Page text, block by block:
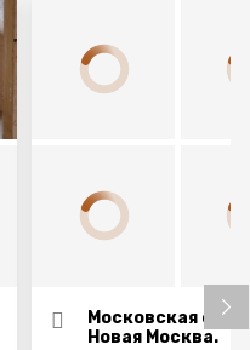
Московская
Новая Москва.